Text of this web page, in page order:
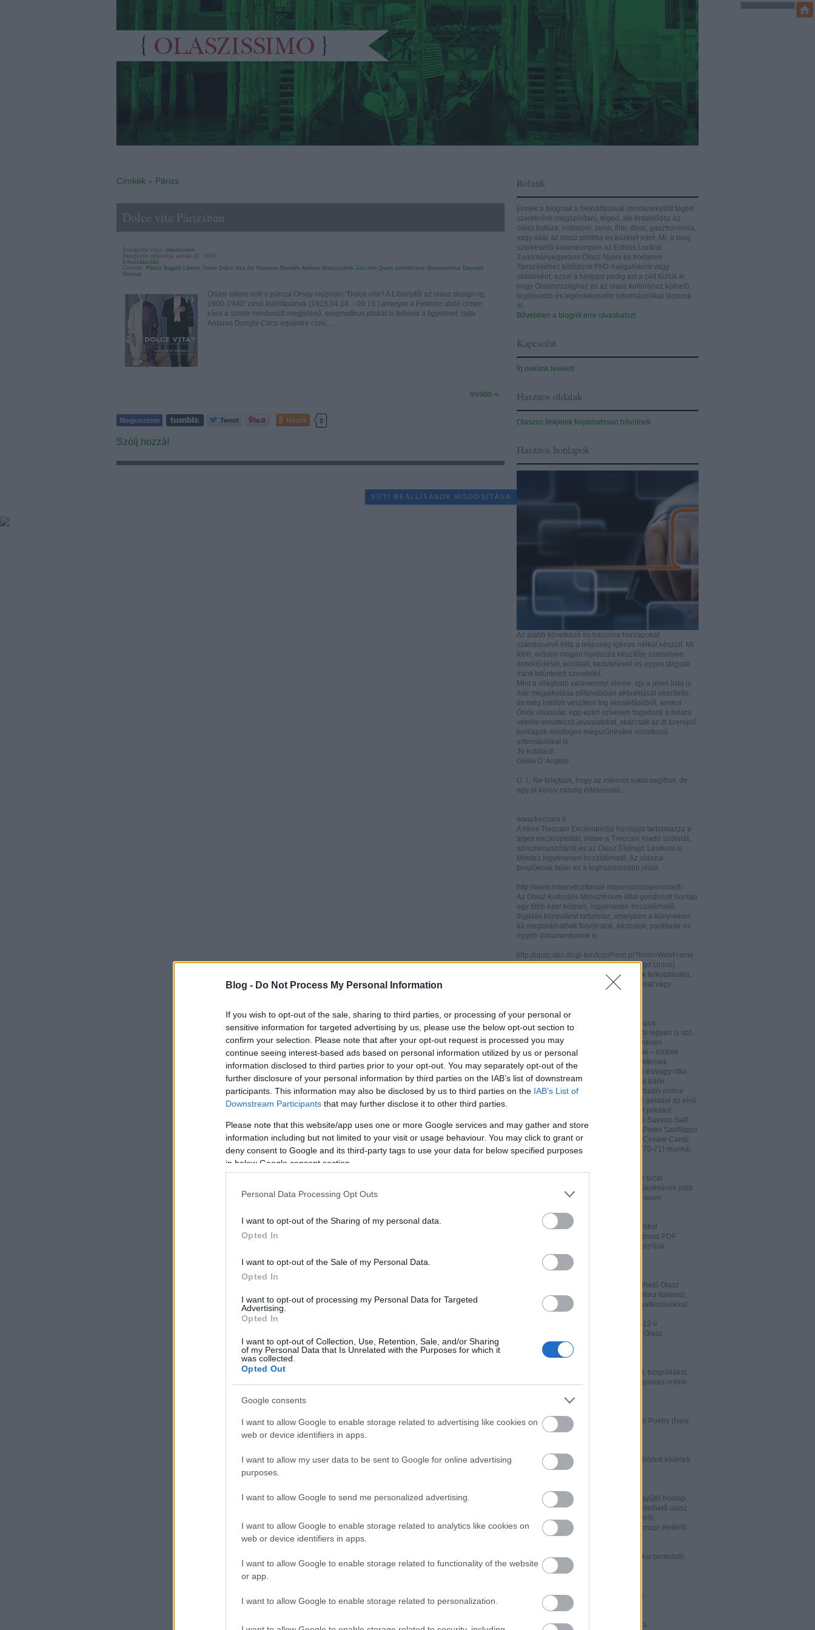
Blog - Do Not Process My Personal Information
If you wish to opt-out of the sale, sharing to third parties, or processing of your personal or
sensitive information for targeted advertising by us, please use the below opt-out section to
confirm your selection. Please note that after your opt-out request is processed you may
continue seeing interest-based ads based on personal information utilized by us or personal
information disclosed to third parties prior to your opt-out. You may separately opt-out of the
further disclosure of your personal information by third parties on the IAB’s list of downstream
participants. This information may also be disclosed by us to third parties on the IAB’s List of
Downstream Participants that may further disclose it to other third parties.
Please note that this website/app uses one or more Google services and may gather and store
information including but not limited to your visit or usage behaviour. You may click to grant or
deny consent to Google and its third-party tags to use your data for below specified purposes
in below Google consent section.
Personal Data Processing Opt Outs
I want to opt-out of the Sharing of my personal data.
Opted In
I want to opt-out of the Sale of my Personal Data.
Opted In
I want to opt-out of processing my Personal Data for Targeted
Advertising.
Opted In
I want to opt-out of Collection, Use, Retention, Sale, and/or Sharing
of my Personal Data that Is Unrelated with the Purposes for which it
was collected.
Opted Out
Google consents
I want to allow Google to enable storage related to advertising like cookies on
web or device identifiers in apps.
I want to allow my user data to be sent to Google for online advertising
purposes.
I want to allow Google to send me personalized advertising.
I want to allow Google to enable storage related to analytics like cookies on
web or device identifiers in apps.
I want to allow Google to enable storage related to functionality of the website
or app.
I want to allow Google to enable storage related to personalization.
Rólunk
Ennek a blognak a beindításával mindenekelőtt téged
szeretnénk megszólítani, téged, aki érdeklődsz az
olasz kultúra, irodalom, zene, film, divat, gasztronómia,
vagy akár az olasz politika és közélet iránt. Mi, a blog
szerkesztői valamennyien az Eötvös Loránd
Tudományegyetem Olasz Nyelv és Irodalom
Tanszékéhez kötődünk PhD-hallgatóként vagy
oktatóként, ezzel a bloggal pedig azt a célt tűztük ki,
hogy Olaszországhoz és az olasz kultúrához köthető
legfrissebb és legérdekesebb információkkal lássunk
el.
Bővebben a blogról erre olvashatsz!
Kapcsolat
Írj nekünk levelet!
Hasznos oldalak
Olaszos linkjeink folyamatosan bővülnek
Hasznos honlapok
Az alább következő és hasznos honlapokat
számbavevő lista a teljesség igénye nélkül készült. Mi
több, erősen magán hordozza készítője személyes
érdeklődését, korlátait, kedvteléseit és egyes tárgyak
iránti kitüntetett szeretetét.
Mint a világhaló valamennyi eleme, így a jelen lista is
már megalkotása pillanatában aktualitását veszítette,
és még inkább veszíteni fog aktualitásából, amikor
Önök olvassák: épp ezért szívesen fogadunk a listára
vételre vonatkozó javaslatokat, akárcsak az itt szereplő
honlapok esetleges megszűnésére vonatkozó
információkat is.
Jó kutatást!
Giulio D’Angelo
U. I.: Ne felejtsük, hogy az internet sokat segíthet, de
egy jó könyv mindig értékesebb...
www.treccani.it
A híres Treccani Enciklopédia honlapja tartalmazza a
teljes enciklopédiát, illetve a Treccani Kiadó szótárát,
szinonimaszótárát és az Olasz Életrajzi Lexikont is.
Mindez ingyenesen hozzáférhető. Az olaszul
tanulóknak talán ez a leghasznosabb oldal.
http://www.internetculturale.it/opencms/opencms/it/
Az Olasz Kulturális Minisztérium által gondozott honlap
egy több ezer kötetes, ingyenesen hozzáférhető
digitális könyvtárat tartalmaz, amelyben a könyveken
túl megtalálhatóak folyóiratok, kéziratok, partitúrák és
egyéb dokumentumok is.
http://opac.sbn.it/cgi-bin/IccuForm.pl?form=WebFrame
Az ICCU (Istituto Centrale per il Catalogo Unico)
keresőrendszere. Hasznos lehet annak felkutatására,
hogy hol lelhető fel egy-egy könyv, kézirat vagy
http://books.google.it/
A könyveknek és folyóiratoknak valóságos
kincseskamrája ez, bármelyik századról legyen is szó.
Ezen az oldalon olvashatóak és ingyenesen
letölthetőek minden nemzetiségű írónak – többek
között olaszoknak is – az amerikai egyetemek
könyvtáraiban digitalizált, első kiadású és/vagy ritka
könyvei. Egy Google vagy Gmail fiókkal bárki
létrehozhatja és megőrizheti a saját virtuális online
könyvtárát. A honlapon megtalálhatóak például az első
olasz irodalomtörténeti munkák is, mint például
Girolamo Tiraboschi (1825), Francesco Saverio Salfi
(1834), Giuseppe Maffei (1852-1853), Pietro Sanfilippo
(1859), Paolo Emiliani-Giudici (1863), Cesare Cantù
(1865) vagy Francesco De Sanctis (1870-71) munkái.
2.495 e-könyv, 6.320 zenei darab, több tucat
hangoskönyv segíthet az olasz nyelv kiejtésének jobb
elsajátításában. Valamennyi file ingyenesen
http://www.letteraturaitaliana.net/index.html
Az előzőhöz nagyon hasonló oldal, számos PDF
formátumú olasz irodalmi művel és szerzőjük
életrajzával gazdagítva.
Antonio Piromalli ingyenesen hozzáférhető Olasz
irodalomtörténet-e (Storia della Letteratura Italiana),
digitális keresőprogrammal és hiperhivatkozásokkal.
http://www3.unibo.it/boll900/numeri/2012-i/
«Bollettino '900». A Bolognai Egyetem Olasz
Tanszékének online folyóirata.
Régi és kortárs olasz irodalmi műveket, biográfiákat,
szerzőket és recenziókat bemutató, ingyenes online
Gradiva - International Journal of Italian Poetry (New
York - Roma)
Az iskolai irodalomoktatásra specializálódott kísérleti
folyóirat.
A világ italianisztikai folyóiratait egybegyűjtő honlap.
Számos információt kínál a világban fellelhető olasz
tanszékek folyóiratairól, kiadott könyveiről,
publikációiról, ösztöndíjairól és mindennapi életéről.
Régi és ritka történelmi dokumentumokat bemutató,
érdekes és könnyen átlátható honlap.
Irodalmi és egyéb témákat kínáló oldal.
A rangos olasz folyóirat online változata.
Címkék » Párizs
Dolce vita Párizsban
Bejegyzés írója: olaszissimo
Bejegyzés időpontja: január 31, 2016
0 hozzászólás
Címkék: Párizs Bugatti Liberty Torino Dolce Vita Art Nouveau Mendini Ateliuer Mazzucotelli Zecchini Quarti pointilizmus divizionizmus Daoudal
Gertrud
Óriási sikere volt a párizsi Orsay múzeum "Dolce vita? A Libertytől az olasz design-ig,
1900-1940" című kiállításának (1915.04.14. - 09.13.),amelyre a Fellinire utaló címen
kívül a szinte mindenütt megjelenő, enigmatikus plakát is felhívta a figyelmet: rajta
Antonio Donghi Circo equestre című,…
tovább »
Tetszik 0
Szólj hozzá!
SÜTI BEÁLLÍTÁSOK MÓDOSÍTÁSA